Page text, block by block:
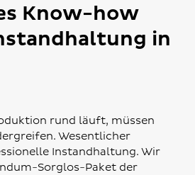
Know-how
in
rund läuft, müssen
Wesentlicher
Instandhaltung. Wir
Sorglos-Paket der